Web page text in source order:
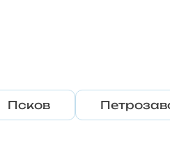
Псков